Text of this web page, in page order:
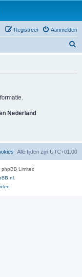
Aanmelden
Registreer
Nederland
Alle tijden zijn UTC+01:00
Limited